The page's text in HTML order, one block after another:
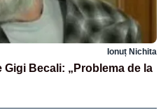
Ionuț Nichita
Gigi Becali: „Problema de la